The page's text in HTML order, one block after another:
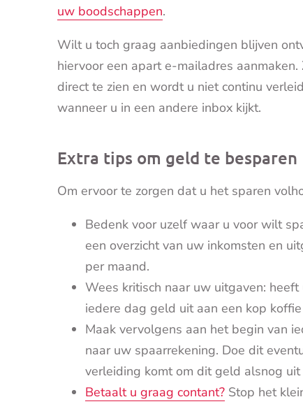
uw boodschappen.
Wilt u toch graag aanbiedingen blijven
hiervoor een apart e-mailadres
direct te zien en wordt u niet continu
wanneer u in een andere inbox kijkt.
Extra tips om geld te besparen
Om ervoor te zorgen dat u het sparen
Bedenk voor uzelf waar u voor wilt
een overzicht van uw inkomsten en
per maand.
Wees kritisch naar uw uitgaven:
iedere dag geld uit aan een kop
Maak vervolgens aan het begin van
naar uw spaarrekening. Doe dit
verleiding komt om dit geld alsnog
Betaalt u graag contant? Stop het